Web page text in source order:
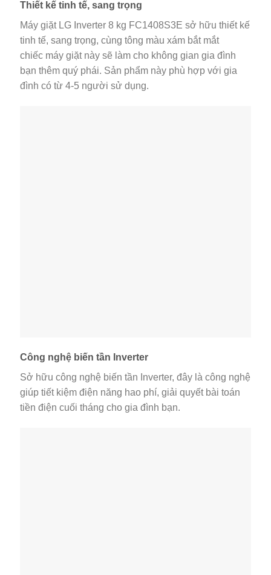
Thiết kế tinh tế, sang trọng
Máy giặt LG Inverter 8 kg FC1408S3E sở hữu thiết kế
tinh tế, sang trọng, cùng tông màu xám bắt mắt
chiếc máy giặt này sẽ làm cho không gian gia đình
bạn thêm quý phái. Sản phẩm này phù hợp với gia
đình có từ 4-5 người sử dụng.
Công nghệ biến tần Inverter
Sở hữu công nghệ biến tần Inverter, đây là công nghệ
giúp tiết kiệm điện năng hao phí, giải quyết bài toán
tiền điện cuối tháng cho gia đình bạn.